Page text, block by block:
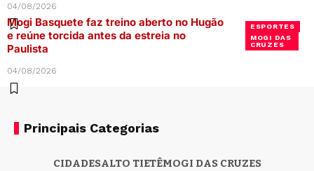
04/08/2026
ESPORTES
MOGI DAS
CRUZES
Mogi Basquete faz treino aberto no Hugão
e reúne torcida antes da estreia no
Paulista
04/08/2026
Principais Categorias
CIDADESALTO TIETÊMOGI DAS CRUZES